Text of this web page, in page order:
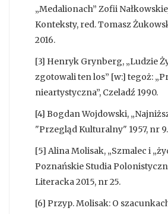
„Medalionach” Zofii
Konteksty, red. Tomasz
2016.
[3] Henryk Grynberg, „Ludzie
zgotowali ten los” [w:] tegoż:
nieartystyczna”, Czeladź 1990.
[4] Bogdan Wojdowski,
"Przegląd Kulturalny" 1957, nr 9.
[5] Alina Molisak, „Szmalec i
Poznańskie Studia
Literacka 2015, nr 25.
[6] Przyp. Molisak: O